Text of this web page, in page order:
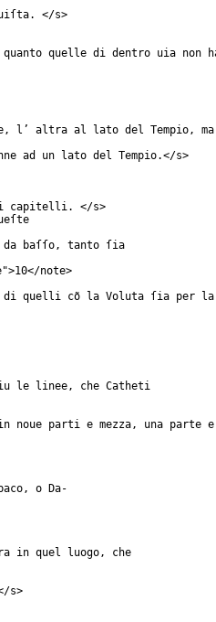
</s>
quelle di dentro uia non
l’ altra al lato del Tempio, ma
ad un lato del Tempio.</s>
i capitelli. </s>
baſſo, tanto ſia
">10</note>
di quelli cõ la Voluta ſia per la
le linee, che Catheti
parti e mezza, una parte e
o Da-
in quel luogo, che
s>